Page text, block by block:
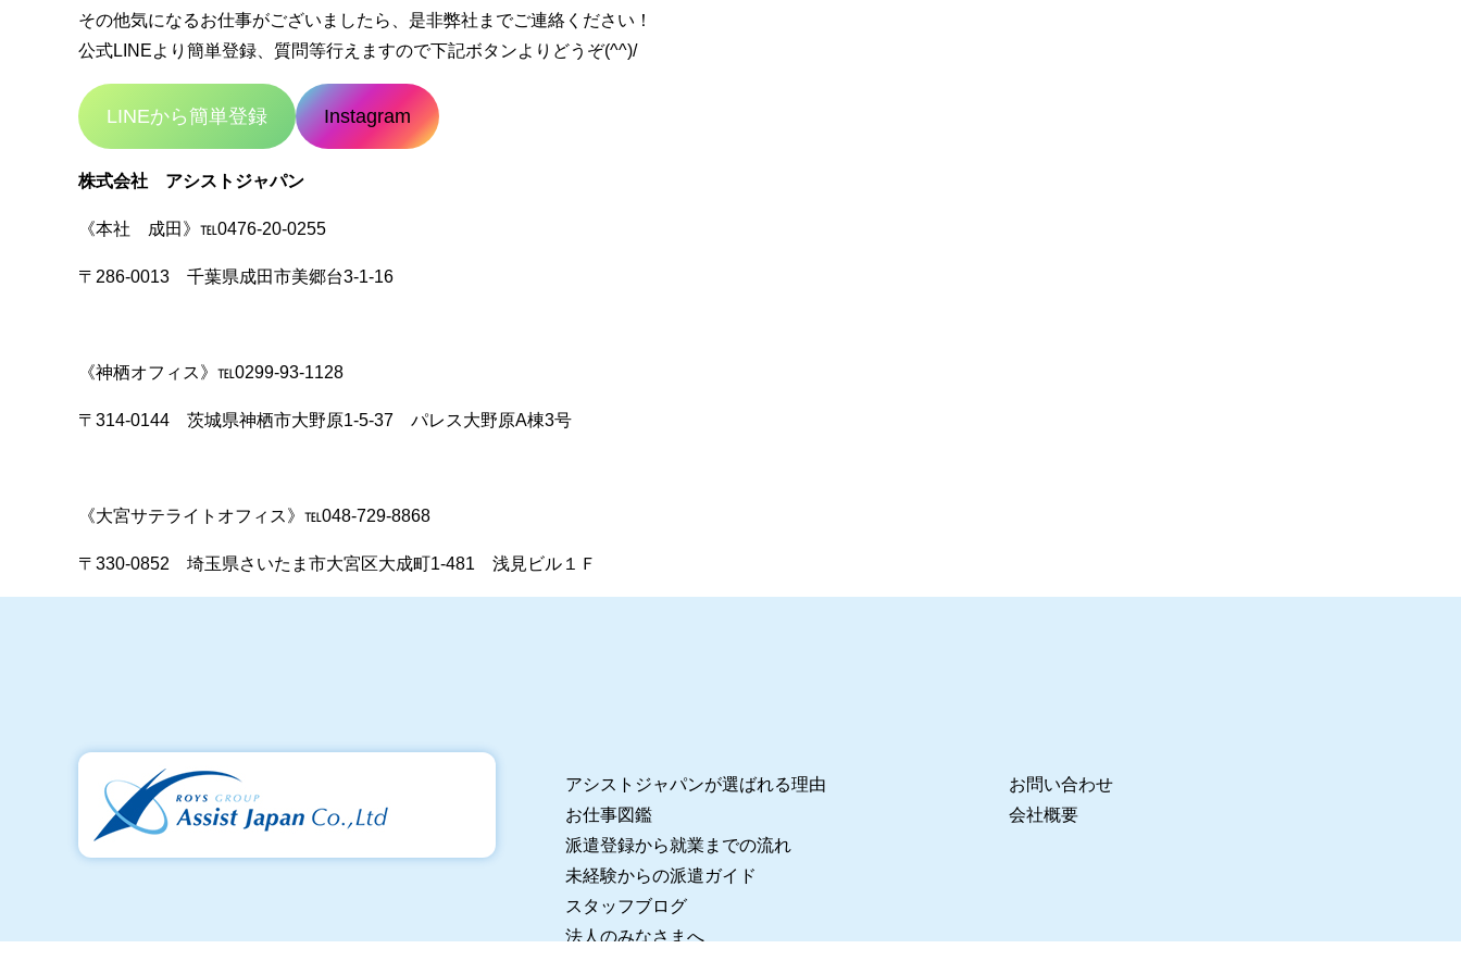
その他気になるお仕事がございましたら、是非弊社までご連絡ください！
公式LINEより簡単登録、質問等行えますので下記ボタンよりどうぞ(^^)/
LINEから簡単登録 Instagram
株式会社 アシストジャパン
《本社 成田》℡0476-20-0255
〒286-0013 千葉県成田市美郷台3-1-16
《神栖オフィス》℡0299-93-1128
〒314-0144 茨城県神栖市大野原1-5-37 パレス大野原A棟3号
《大宮サテライトオフィス》℡048-729-8868
〒330-0852 埼玉県さいたま市大宮区大成町1-481 浅見ビル１Ｆ
アシストジャパンが選ばれる理由
お仕事図鑑
派遣登録から就業までの流れ
未経験からの派遣ガイド
スタッフブログ
法人のみなさまへ
お問い合わせ
会社概要